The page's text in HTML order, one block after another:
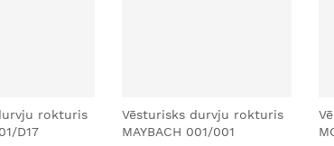
rokturis
D17
Vēsturisks durvju rokturis
MAYBACH 001/001